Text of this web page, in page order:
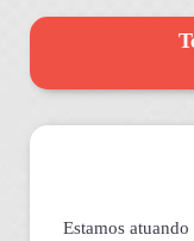
Estamos